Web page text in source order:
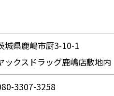
城県鹿嶋市厨3-10-1
ックスドラッグ鹿嶋店敷地内
3307-3258